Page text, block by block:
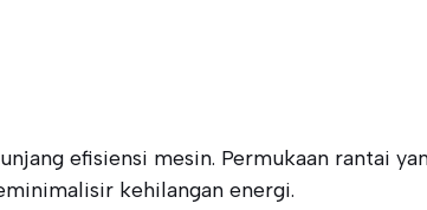
efisiensi mesin. Permukaan rantai
kehilangan energi.